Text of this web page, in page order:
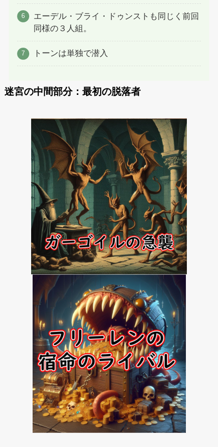
エーデル・ブライ・ドゥンストも同じく前回
同様の３人組。
トーンは単独で潜入
迷宮の中間部分：最初の脱落者